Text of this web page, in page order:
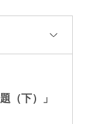
（下）」